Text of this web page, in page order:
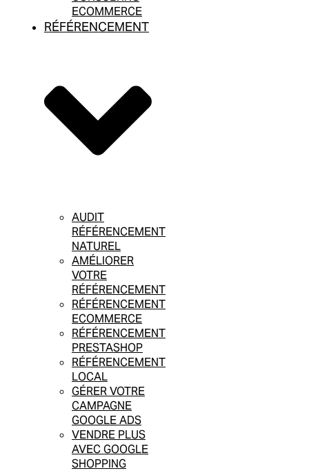
ECOMMERCE
RÉFÉRENCEMENT
AUDIT
RÉFÉRENCEMENT
NATUREL
AMÉLIORER
VOTRE
RÉFÉRENCEMENT
RÉFÉRENCEMENT
ECOMMERCE
RÉFÉRENCEMENT
PRESTASHOP
RÉFÉRENCEMENT
LOCAL
GÉRER VOTRE
CAMPAGNE
GOOGLE ADS
VENDRE PLUS
AVEC GOOGLE
SHOPPING